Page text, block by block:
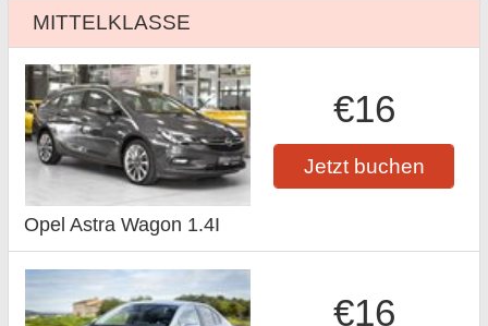
MITTELKLASSE
€16
Jetzt buchen
Opel Astra Wagon 1.4I
€16